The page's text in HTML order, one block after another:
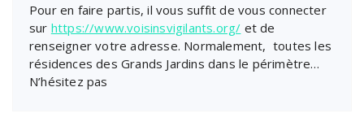
Pour en faire partis, il vous suffit de vous connecter
sur https://www.voisinsvigilants.org/ et de
renseigner votre adresse. Normalement, toutes les
résidences des Grands Jardins dans le périmètre…
N’hésitez pas